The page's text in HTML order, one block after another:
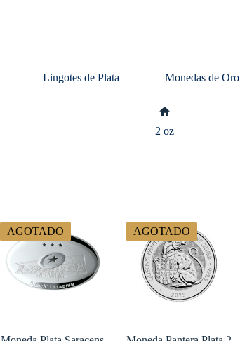
Lingotes de Plata Monedas de Oro
2 oz
AGOTADO AGOTADO